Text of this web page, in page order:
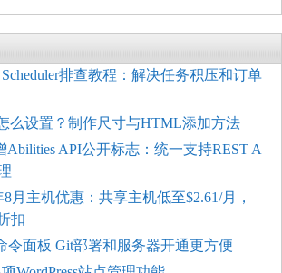
Scheduler排查教程：解决任务积压和订单
么设置？制作尺寸与HTML添加方法
Abilities API公开标志：统一支持REST A
8月主机优惠：共享主机低至$2.61/月，
扣
令面板 Git部署和服务器开通更方便